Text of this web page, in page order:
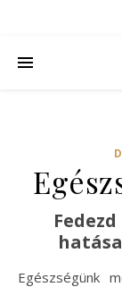
Fedezd fel a Parajdi só jótékony
Egészségünk